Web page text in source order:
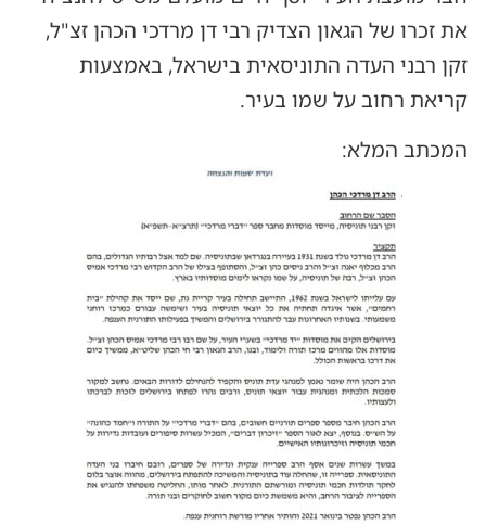
את זכרו של הגאון הצדיק רבי דן מרדכי הכהן זצ"ל,
זקן רבני העדה התוניסאית בישראל, באמצעות
קריאת רחוב על שמו בעיר.
המכתב המלא: